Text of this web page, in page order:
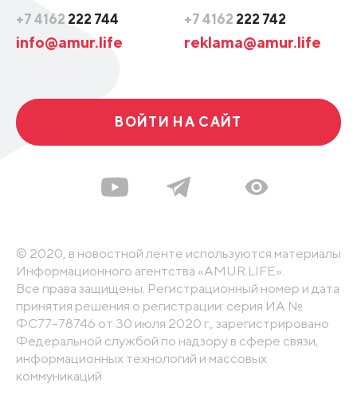
+7 4162 222 744
info@amur.life
+7 4162 222 742
reklama@amur.life
ВОЙТИ НА САЙТ
© 2020, в новостной ленте используются материалы
Информационного агентства «AMUR.LIFE».
Все права защищены. Регистрационный номер и дата
принятия решения о регистрации: серия ИА №
ФС77-78746 от 30 июля 2020 г., зарегистрировано
Федеральной службой по надзору в сфере связи,
информационных технологий и массовых
коммуникаций